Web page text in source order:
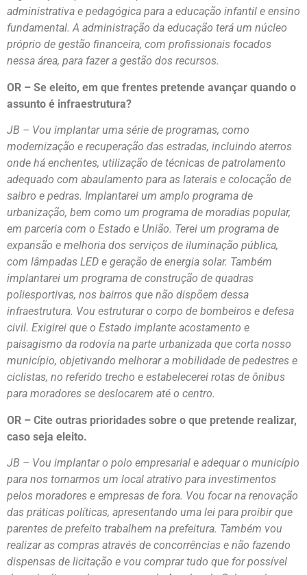
administrativa e pedagógica para a educação infantil e ensino
fundamental. A administração da educação terá um núcleo
próprio de gestão financeira, com profissionais focados
nessa área, para fazer a gestão dos recursos.
OR – Se eleito, em que frentes pretende avançar quando o
assunto é infraestrutura?
JB – Vou implantar uma série de programas, como
modernização e recuperação das estradas, incluindo aterros
onde há enchentes, utilização de técnicas de patrolamento
adequado com abaulamento para as laterais e colocação de
saibro e pedras. Implantarei um amplo programa de
urbanização, bem como um programa de moradias popular,
em parceria com o Estado e União. Terei um programa de
expansão e melhoria dos serviços de iluminação pública,
com lâmpadas LED e geração de energia solar. Também
implantarei um programa de construção de quadras
poliesportivas, nos bairros que não dispõem dessa
infraestrutura. Vou estruturar o corpo de bombeiros e defesa
civil. Exigirei que o Estado implante acostamento e
paisagismo da rodovia na parte urbanizada que corta nosso
município, objetivando melhorar a mobilidade de pedestres e
ciclistas, no referido trecho e estabelecerei rotas de ônibus
para moradores se deslocarem até o centro.
OR – Cite outras prioridades sobre o que pretende realizar,
caso seja eleito.
JB – Vou implantar o polo empresarial e adequar o município
para nos tornarmos um local atrativo para investimentos
pelos moradores e empresas de fora. Vou focar na renovação
das práticas políticas, apresentando uma lei para proibir que
parentes de prefeito trabalhem na prefeitura. Também vou
realizar as compras através de concorrências e não fazendo
dispensas de licitação e vou comprar tudo que for possível